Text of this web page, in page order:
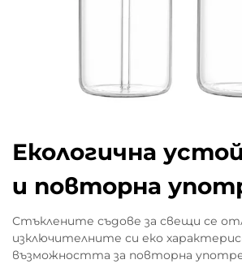
Екологична
и повторна
Стъклените съдове за свещи се
изключителните си еко
възможността за повторна